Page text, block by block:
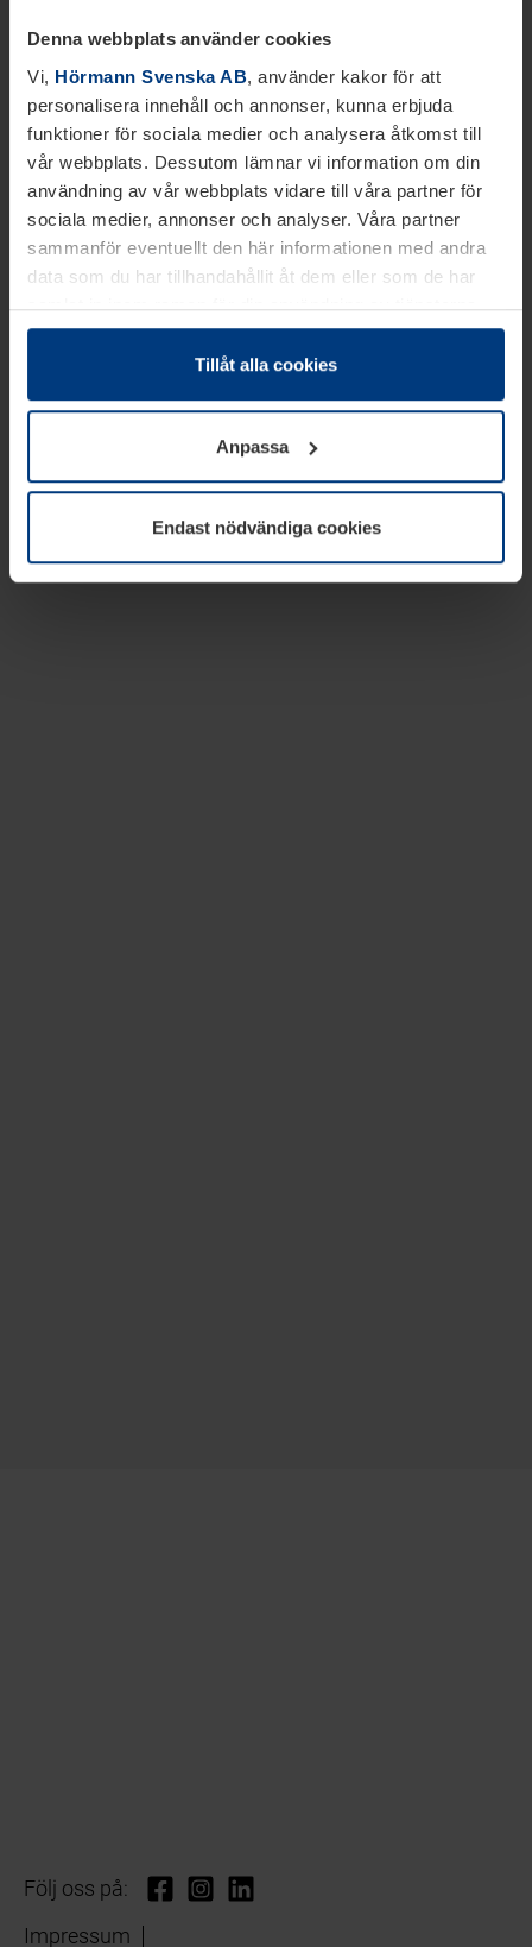
Denna webbplats använder cookies
Vi, Hörmann Svenska AB, använder kakor för att
personalisera innehåll och annonser, kunna erbjuda
funktioner för sociala medier och analysera åtkomst till
vår webbplats. Dessutom lämnar vi information om din
användning av vår webbplats vidare till våra partner för
sociala medier, annonser och analyser. Våra partner
sammanför eventuellt den här informationen med andra
data som du har tillhandahållit åt dem eller som de har
samlat in inom ramen för din användning av tjänsterna.
Juridiskt kan vi lagra kakor på din enhet, om de är
absolut nödvändiga för driften av den här webbplatsen.
godkännande kan du när som helst ändra eller återkalla i
informationen om kakor underDataskyddsförklaring
vår webbplats.
Tillåt alla cookies
Anpassa
Endast nödvändiga cookies
Följ oss på:
Impressum